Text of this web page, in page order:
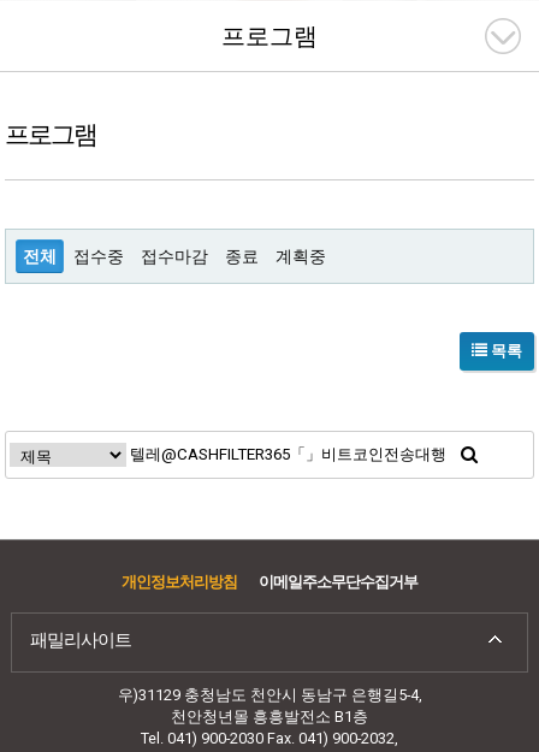
프로그램
프로그램
전체 접수중 접수마감 종료 계획중
목록
개인정보처리방침 이메일주소무단수집거부
패밀리사이트
우)31129 충청남도 천안시 동남구 은행길5-4,
천안청년몰 흥흥발전소 B1층
Tel. 041) 900-2030 Fax. 041) 900-2032,